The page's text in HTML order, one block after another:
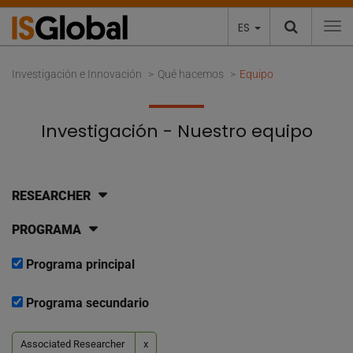
ES
Investigación e Innovación Qué hacemos Equipo
Investigación - Nuestro equipo
RESEARCHER
PROGRAMA
Programa principal
Programa secundario
Associated Researcher x